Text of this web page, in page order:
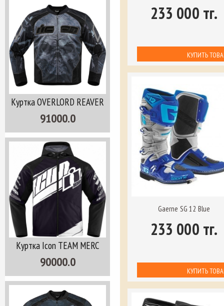
Куртка OVERLORD REAVER
91000.0
Куртка Icon TEAM MERC
90000.0
233 000 тг.
Gaerne SG 12 Blue
233 000 тг.